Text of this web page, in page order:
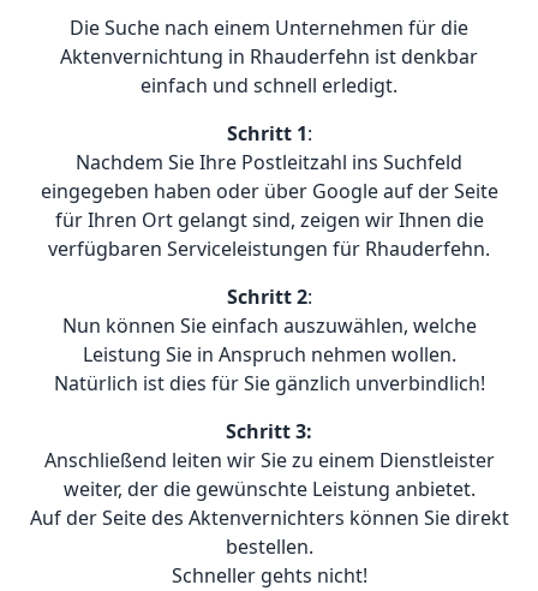
Die Suche nach einem Unternehmen für die
Aktenvernichtung in Rhauderfehn ist denkbar
einfach und schnell erledigt.
Schritt 1:
Nachdem Sie Ihre Postleitzahl ins Suchfeld
eingegeben haben oder über Google auf der Seite
für Ihren Ort gelangt sind, zeigen wir Ihnen die
verfügbaren Serviceleistungen für Rhauderfehn.
Schritt 2:
Nun können Sie einfach auszuwählen, welche
Leistung Sie in Anspruch nehmen wollen.
Natürlich ist dies für Sie gänzlich unverbindlich!
Schritt 3:
Anschließend leiten wir Sie zu einem Dienstleister
weiter, der die gewünschte Leistung anbietet.
Auf der Seite des Aktenvernichters können Sie direkt
bestellen.
Schneller gehts nicht!